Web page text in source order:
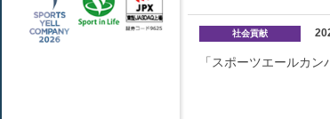
社会貢献
「スポーツエールカ